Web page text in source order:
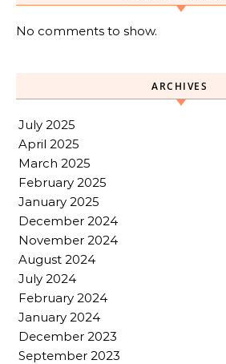
No comments to show.
ARCHIVES
July 2025
April 2025
March 2025
February 2025
January 2025
December 2024
November 2024
August 2024
July 2024
February 2024
January 2024
December 2023
September 2023